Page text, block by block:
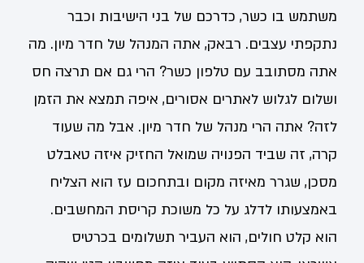
משתמש בו כשר, כדרכם של בני הישיבות וכבר
נתקפתי עצבים. רבאק, אתה המנהל של חדר מיון. מה
אתה מסתובב עם טלפון כשר? הרי גם אם תרצה חס
ושלום לגלוש לאתרים אסורים, איפה תמצא את הזמן
לזה? אתה הרי מנהל של חדר מיון. אבל מה שעוד
קרה, זה שביד הפנויה שמואל החזיק איזה טאבלט
מסכן, שגרר מאיזה מקום ובתחכום עז הוא הצליח
באמצעותו לדלג על כל משוכת קריסת המחשבים.
הוא קלט חולים, הוא העביר תשלומים בכרטיס